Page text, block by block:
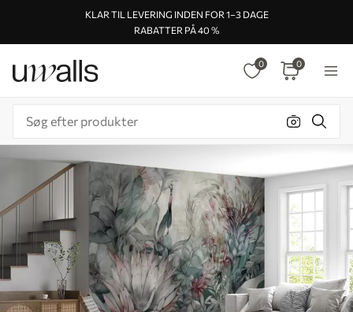
KLAR TIL LEVERING INDEN FOR 1–3 DAGE
RABATTER PÅ 40 %
0 0